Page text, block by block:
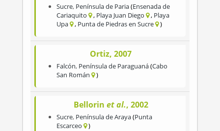
Sucre, Península de Paria Ensenada de
Cariaquito
Playa Juan Diego
Playa
Upa
Punta de Piedras en Sucre
Ortiz, 2007
Falcón, Península de Paraguaná Cabo
San Román
Bellorin et al., 2002
Sucre, Península de Araya Punta
Escarceo